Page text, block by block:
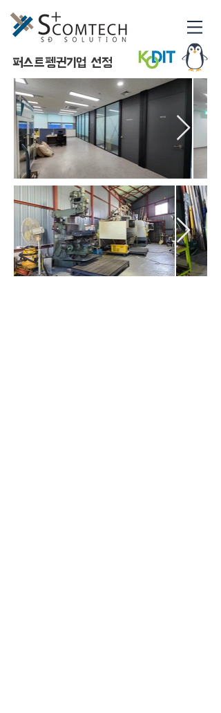
​퍼스트펭귄기업 선정